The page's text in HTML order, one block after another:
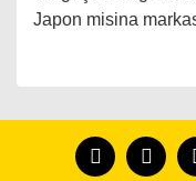
Japon misina
formunu kullanarak
Görüş ve